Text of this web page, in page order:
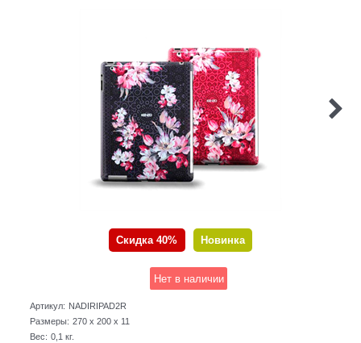
Скидка 40% Новинка
Нет в наличии
Артикул: NADIRIPAD2R
Размеры: 270 x 200 x 11
Вес: 0,1 кг.